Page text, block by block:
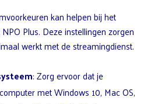
kan helpen bij het
Plus. Deze instellingen zorgen
werkt met de streamingdienst.
: Zorg ervoor dat je
met Windows 10, Mac OS,